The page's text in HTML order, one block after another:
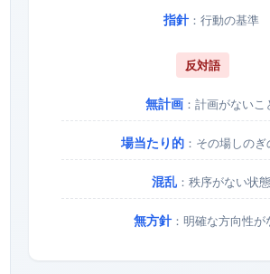
指針：行動の基準
反対語
無計画 ：計画がないこ
場当たり的 ：その場しの
混乱 ：秩序がない状態
無方針：明確な方向性が